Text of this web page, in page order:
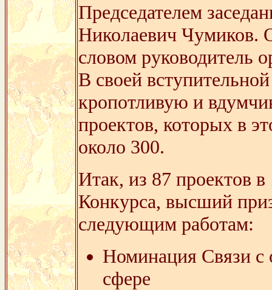
Председателем
Николаевич Чумиков.
словом руководитель
В своей
кропотливую и
проектов, которых в
около 300.
Итак, из 87 проектов
Конкурса, высший
следующим работам:
Номинация Связи с
сфере